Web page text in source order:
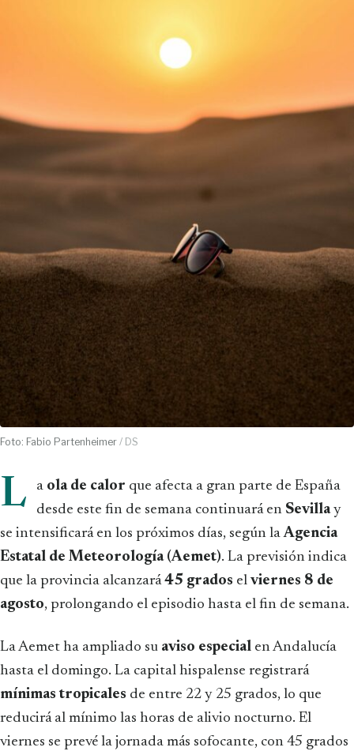
Foto: Fabio Partenheimer / DS
L a ola de calor que afecta a gran parte de España
desde este fin de semana continuará en Sevillay
se intensificará en los próximos días, según laAgencia
Estatal de Meteorología (Aemet). La previsión indica
que la provincia alcanzará45 grados el viernes 8 de
agosto, prolongando el episodio hasta el fin de semana.
La Aemet ha ampliado su aviso especial en Andalucía
hasta el domingo. La capital hispalense registrará
mínimas tropicales de entre 22 y 25 grados, lo que
reducirá al mínimo las horas de alivio nocturno. El
viernes se prevé la jornada más sofocante, con 45 grados